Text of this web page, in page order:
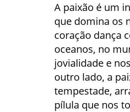
A paixão é um
que domina os
coração dança
oceanos, no
jovialidade e
outro lado, a
tempestade,
pílula que nos